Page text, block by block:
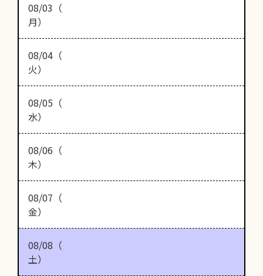
08/03（
月）
08/04（
火）
08/05（
水）
08/06（
木）
08/07（
金）
08/08（
土）